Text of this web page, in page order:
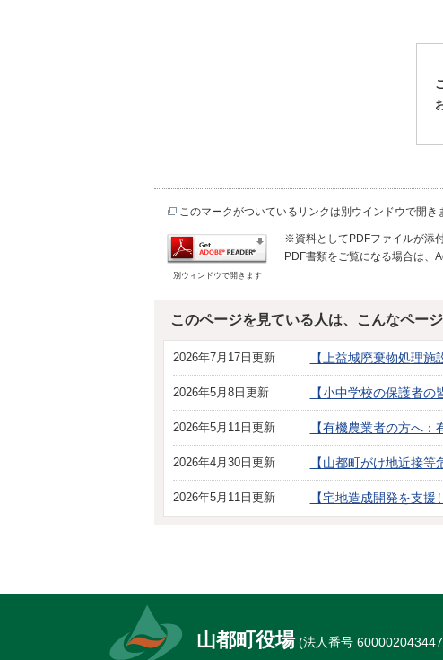
このマークがついているリンクは別ウインドウで開き
別ウィンドウで開きます
※資料としてPDFファイルが添
PDF書類をご覧になる場合は、
このページを見ている人は、こんなページ
2026年7月17日更新 【上益城廃棄物処理
2026年5月8日更新 【小中学校の保護者
2026年5月11日更新 【有機農業者の方へ
2026年4月30日更新 【山都町がけ地近接
2026年5月11日更新 【宅地造成開発を支援
山都町役場(法人番号